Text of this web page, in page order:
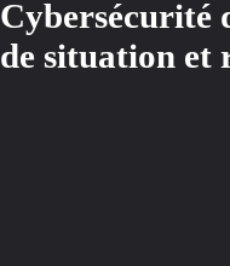
Cybersécurité
de situation et